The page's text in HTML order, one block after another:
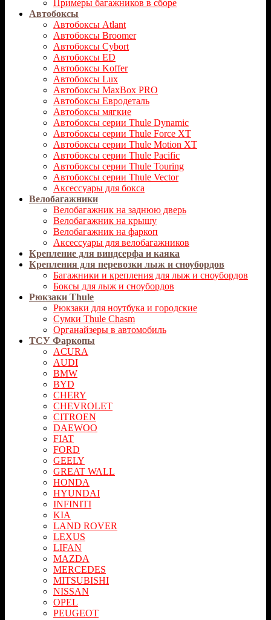
Примеры багажников в сборе
Автобоксы
Автобоксы Atlant
Автобоксы Broomer
Автобоксы Cybort
Автобоксы ED
Автобоксы Koffer
Автобоксы Lux
Автобоксы MaxBox PRO
Автобоксы Евродеталь
Автобоксы мягкие
Автобоксы серии Thule Dynamic
Автобоксы серии Thule Force XT
Автобоксы серии Thule Motion XT
Автобоксы серии Thule Pacific
Автобоксы серии Thule Touring
Автобоксы серии Thule Vector
Аксессуары для бокса
Велобагажники
Велобагажник на заднюю дверь
Велобагажник на крышу
Велобагажник на фаркоп
Аксессуары для велобагажников
Крепление для виндсерфа и каяка
Крепления для перевозки лыж и сноубордов
Багажники и крепления для лыж и сноубордов
Боксы для лыж и сноубордов
Рюкзаки Thule
Рюкзаки для ноутбука и городские
Сумки Thule Chasm
Органайзеры в автомобиль
ТСУ Фаркопы
ACURA
AUDI
BMW
BYD
CHERY
CHEVROLET
CITROEN
DAEWOO
FIAT
FORD
GEELY
GREAT WALL
HONDA
HYUNDAI
INFINITI
KIA
LAND ROVER
LEXUS
LIFAN
MAZDA
MERСEDES
MITSUBISHI
NISSAN
OPEL
PEUGEOT